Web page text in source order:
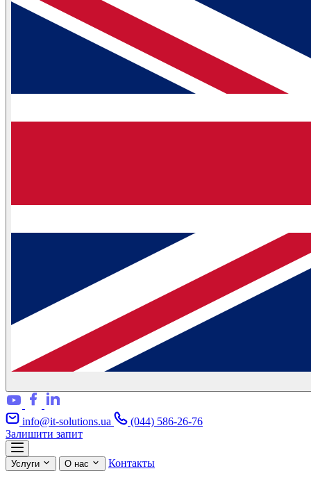
info@it-solutions.ua
(044) 586-26-76
Залишити запит
Услуги О нас Контакты